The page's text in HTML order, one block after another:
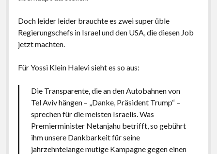
Doch leider leider brauchte es zwei super üble
Regierungschefs in Israel und den USA, die diesen Job
jetzt machten.
Für Yossi Klein Halevi sieht es so aus:
Die Transparente, die an den Autobahnen von
Tel Aviv hängen – „Danke, Präsident Trump“ –
sprechen für die meisten Israelis. Was
Premierminister Netanjahu betrifft, so gebührt
ihm unsere Dankbarkeit für seine
jahrzehntelange mutige Kampagne gegen einen